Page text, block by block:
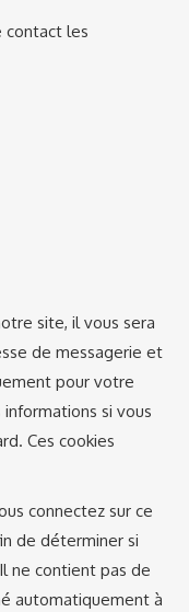
contact les
site, il vous sera
de messagerie et
pour votre
si vous
Ces cookies
connectez sur ce
de déterminer si
ne contient pas de
automatiquement à